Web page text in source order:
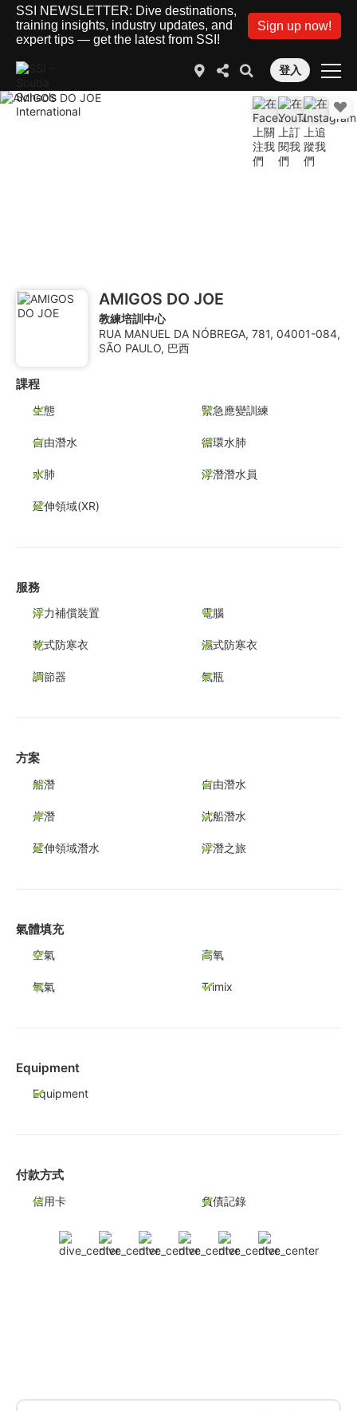
SSI NEWSLETTER: Dive destinations,
training insights, industry updates, and
expert tips — get the latest from SSI!
Sign up now!
登入
AMIGOS DO JOE
教練培訓中心
RUA MANUEL DA NÓBREGA, 781, 04001-084,
SÃO PAULO, 巴西
課程
生態 緊急應變訓練
自由潛水 循環水肺
水肺 浮潛潛水員
延伸領域(XR)
服務
浮力補償裝置 電腦
乾式防寒衣 濕式防寒衣
調節器 氣瓶
方案
船潛 自由潛水
岸潛 沈船潛水
延伸領域潛水 浮潛之旅
氣體填充
空氣 高氧
氧氣 Trimix
Equipment
Equipment
付款方式
信用卡 負債記錄